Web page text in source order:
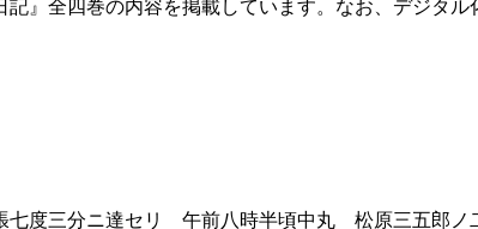
記』全四巻の内容を掲載しています。なお、デジタ
度三分ニ達セリ 午前八時半頃中丸 松原三五郎